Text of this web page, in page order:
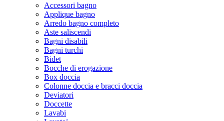
Accessori bagno
Applique bagno
Arredo bagno completo
Aste saliscendi
Bagni disabili
Bagni turchi
Bidet
Bocche di erogazione
Box doccia
Colonne doccia e bracci doccia
Deviatori
Doccette
Lavabi